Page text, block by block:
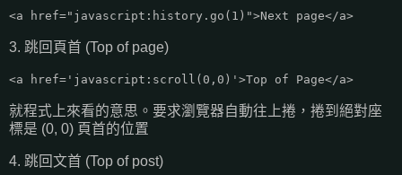
<a href="javascript:history.go(1)">Next page</a>
3. 跳回頁首 (Top of page)
<a href='javascript:scroll(0,0)'>Top of Page</a>
就程式上來看的意思。要求瀏覽器自動往上捲，捲到絕對座
標是 (0, 0) 頁首的位置
4. 跳回文首 (Top of post)